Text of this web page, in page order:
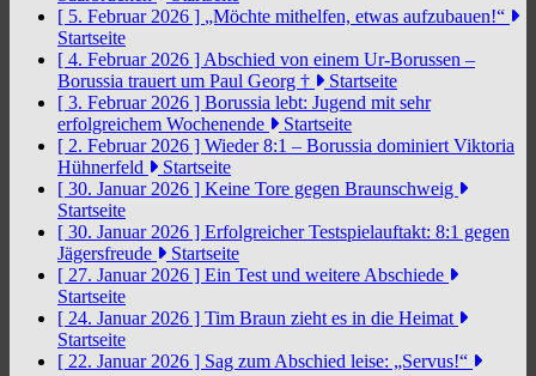
[ 5. Februar 2026 ] „Möchte mithelfen, etwas aufzubauen!“
Startseite
[ 4. Februar 2026 ] Abschied von einem Ur-Borussen –
Borussia trauert um Paul Georg †
Startseite
[ 3. Februar 2026 ] Borussia lebt: Jugend mit sehr
erfolgreichem Wochenende
Startseite
[ 2. Februar 2026 ] Wieder 8:1 – Borussia dominiert Viktoria
Hühnerfeld
Startseite
[ 30. Januar 2026 ] Keine Tore gegen Braunschweig
Startseite
[ 30. Januar 2026 ] Erfolgreicher Testspielauftakt: 8:1 gegen
Jägersfreude
Startseite
[ 27. Januar 2026 ] Ein Test und weitere Abschiede
Startseite
[ 24. Januar 2026 ] Tim Braun zieht es in die Heimat
Startseite
[ 22. Januar 2026 ] Sag zum Abschied leise: „Servus!“